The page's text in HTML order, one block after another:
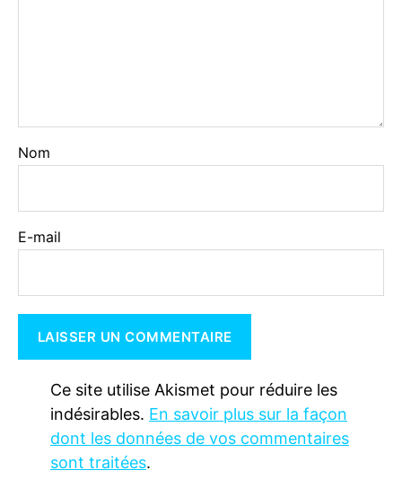
Nom
E-mail
Ce site utilise Akismet pour réduire les
indésirables. En savoir plus sur la façon
dont les données de vos commentaires
sont traitées.